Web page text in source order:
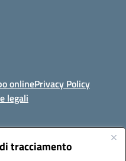
tracciamento
onlinePrivacy Policy
legali
Pausania (OT)